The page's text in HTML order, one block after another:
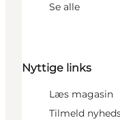
Se alle
Nyttige links
Læs magasin
Tilmeld